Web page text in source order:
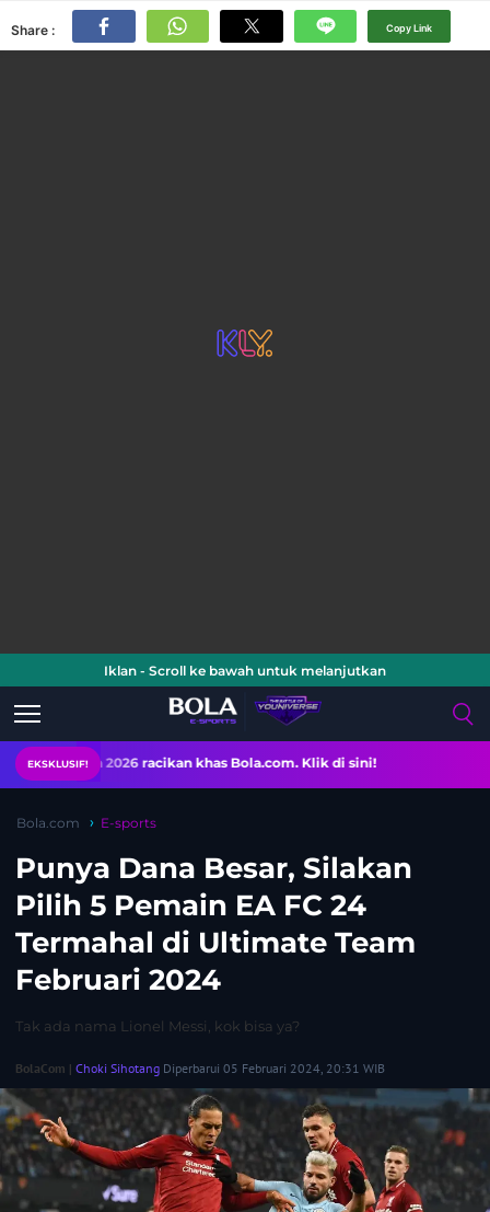
Share : Copy Link
Iklan - Scroll ke bawah untuk melanjutkan
EKSKLUSIF!
racikan khas Bola.com. Klik di sini!
Bola.com E-sports
Punya Dana Besar, Silakan
Pilih 5 Pemain EA FC 24
Termahal di Ultimate Team
Februari 2024
Tak ada nama Lionel Messi, kok bisa ya?
BolaCom | Choki Sihotang Diperbarui 05 Februari 2024, 20:31 WIB